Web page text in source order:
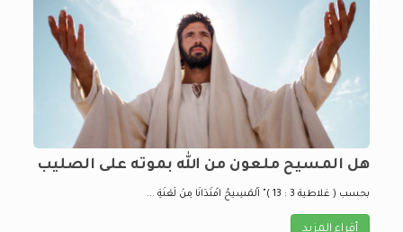
هل المسيح ملعون من الله بموته على الصليب
بحسب ( غلاطية 3 : 13 )" اَلْمَسِيحُ افْتَدَانَا مِنْ لَعْنَةِ ...
أقراء المزيد